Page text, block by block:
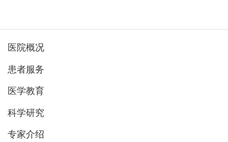
医院概况
患者服务
医学教育
科学研究
专家介绍